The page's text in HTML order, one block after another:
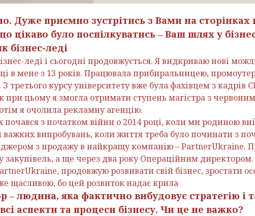
Дуже приємно зустрітись з Вами на сторінках
цікаво було поспілкуватись – Ваш шлях у
бізнес-леді
леді і сьогодні продовжується. Я видкриваю нові
в мене з 13 років. Працювала прибиральницею,
третього курсу університету вже була фахівцем з кадрів
при цьому я змогла отримати ступень магістра з
я очолила рекламну агенцію.
з початком війни о 2014 році, коли ми родиною
випробувань, коли життя треба було починати з
з продажу в найкращу компанію – PartnerUkraine.
закупівель, а ще через два року Операційним директором.
продовжую розвивати свій бізнес, зростати
щасливою, бо цей розвиток надає крила
– людина, яка фактично вибудовує стратегію і
аспекти та процеси бізнесу. Чи це не важко?